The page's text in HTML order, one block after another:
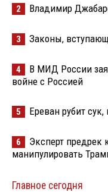
2 Владимир
3 Законы,
4
В МИД России
войне с Россией
5 Ереван рубит
6
Эксперт предрек
манипулировать
Главное сегодня